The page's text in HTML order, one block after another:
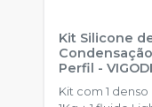
Kit Silicone
Condensação
Perfil -
Kit com 1 denso